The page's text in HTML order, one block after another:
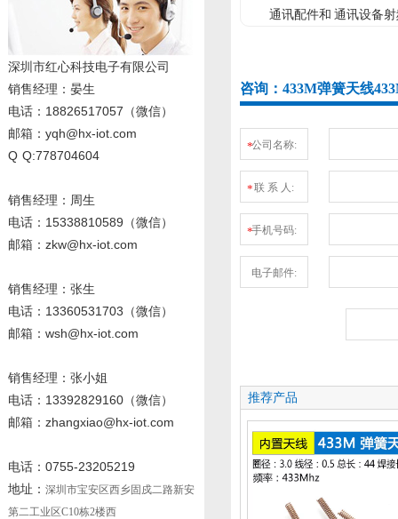
深圳市红心科技电子有限公司
销售经理 ：晏生
电话：18826517057（微信）
邮箱：yqh@hx-iot.com
Q Q:778704604
销售经理：周生
电话 ：15338810589 （微信）
邮箱：zkw@hx-iot.com
销售经理：张生
电话 ：13360531703 （微信）
邮箱：wsh@hx-iot.com
销售经理：张小姐
电话 ：13392829160 （微信）
邮箱：zhangxiao@hx-iot.com
电话：0755-23205219
地址： 深圳市宝安区西乡固戍二路新安
第二工业区C10栋2楼西
通讯配件和 通讯设备
yle="font-
咨询：433M弹簧天线
*公司名称:
*联 系 人:
*手机号码:
电子邮件:
推荐产品